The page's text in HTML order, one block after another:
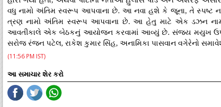
વધુ નામો અંતિમ સ્વરૂપ આપવાના છે. આ નવા હશે કે જૂના, તે સ્પષ્ટ
ત્રણ નામો અંતિમ સ્વરૂપ આપવાના છે. આ હેતુ માટે એક ડઝન
આવતીકાલે એક બેઠકનું આયોજન કરવામાં આવ્યું છે. સંજય મયુખ ઉપરાંત
સરોજ રંજન પટેલ, રાકેશ કુમાર સિંહ, અનામિકા પાસવાન વગેરેનો
(11:56 PM IST)
આ સમાચાર શેર કરો